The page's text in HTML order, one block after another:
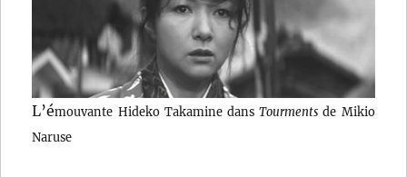
L’émouvante Hideko Takamine dansTourments de Mikio
Naruse